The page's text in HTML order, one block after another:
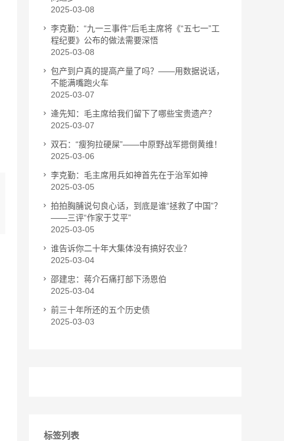
2025-03-08
李克勤：“九一三事件”后毛主席将《“五七一”工
程纪要》公布的做法需要深悟
2025-03-08
包产到户真的提高产量了吗？——用数据说话，
不能满嘴跑火车
2025-03-07
逄先知：毛主席给我们留下了哪些宝贵遗产？
2025-03-07
双石：“瘦狗拉硬屎”——中原野战军摁倒黄维！
2025-03-06
李克勤：毛主席用兵如神首先在于治军如神
2025-03-05
拍拍胸脯说句良心话，到底是谁“拯救了中国”？
——三评“作家于艾平”
2025-03-05
谁告诉你二十年大集体没有搞好农业？
2025-03-04
邵建忠：蒋介石痛打部下汤恩伯
2025-03-04
前三十年所还的五个历史债
2025-03-03
标签列表